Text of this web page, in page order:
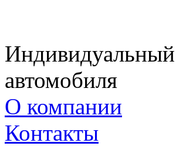
автомобиля
О компании
Контакты